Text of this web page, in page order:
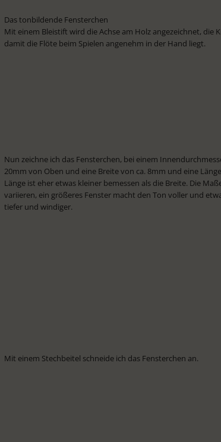
Das tonbildende Fensterchen
Mit einem Bleistift wird die Achse am Holz angezeichnet, die
damit die Flöte beim Spielen angenehm in der Hand liegt.
Nun zeichne ich das Fensterchen, bei einem
20mm von Oben und eine Breite von ca. 8mm und eine
Länge ist eher etwas kleiner bemessen als die Breite. Die
variieren, ein größeres Fenster macht den Ton voller und
tiefer und windiger.
Mit einem Stechbeitel schneide ich das Fensterchen an.